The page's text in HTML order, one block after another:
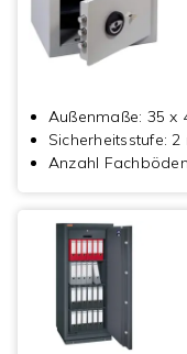
Außenmaße: 35 x
Sicherheitsstufe:2
Anzahl Fachböden